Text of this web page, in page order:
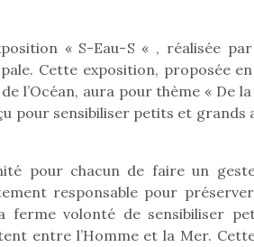
« S-Eau-S « , réalisée
Cette exposition, proposée
l’Océan, aura pour thème « De la
pour sensibiliser petits et grands
pour chacun de faire un
responsable pour
ferme volonté de sensibiliser
entre l’Homme et la Mer.